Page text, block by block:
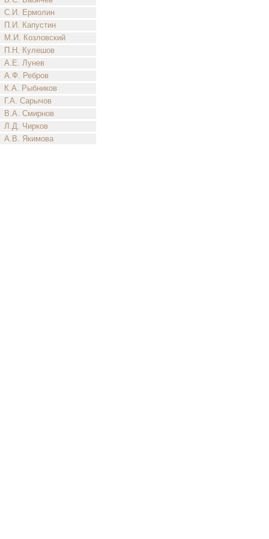
С.И. Ермолин
П.И. Капустин
М.И. Козловский
П.Н. Кулешов
А.Е. Лунев
А.Ф. Ребров
К.А. Рыбников
Г.А. Сарычов
В.А. Смирнов
Л.Д. Чирков
А.В. Якимова